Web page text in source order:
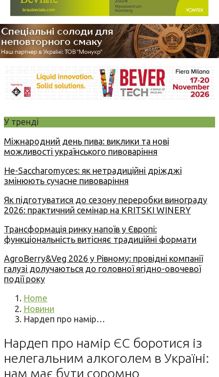
У тренді
Міжнародний день пива: виклики та нові
можливості українського пивоваріння
Не-Saccharomyces: як нетрадиційні дріжджі
змінюють сучасне пивоваріння
Як підготуватися до сезону переробки винограду
2026: практичний семінар на KRITSKI WINERY
Трансформація ринку напоїв у Європі:
функціональність витісняє традиційні формати
AgroBerry&Veg 2026 у Рівному: провідні компанії
галузі долучаються до головної ягідно-овочевої
події року
Home
Новини
Нардеп про намір…
Нардеп про намір ЄС боротися із
нелегальним алкоголем в Україні:
нам має бути соромно